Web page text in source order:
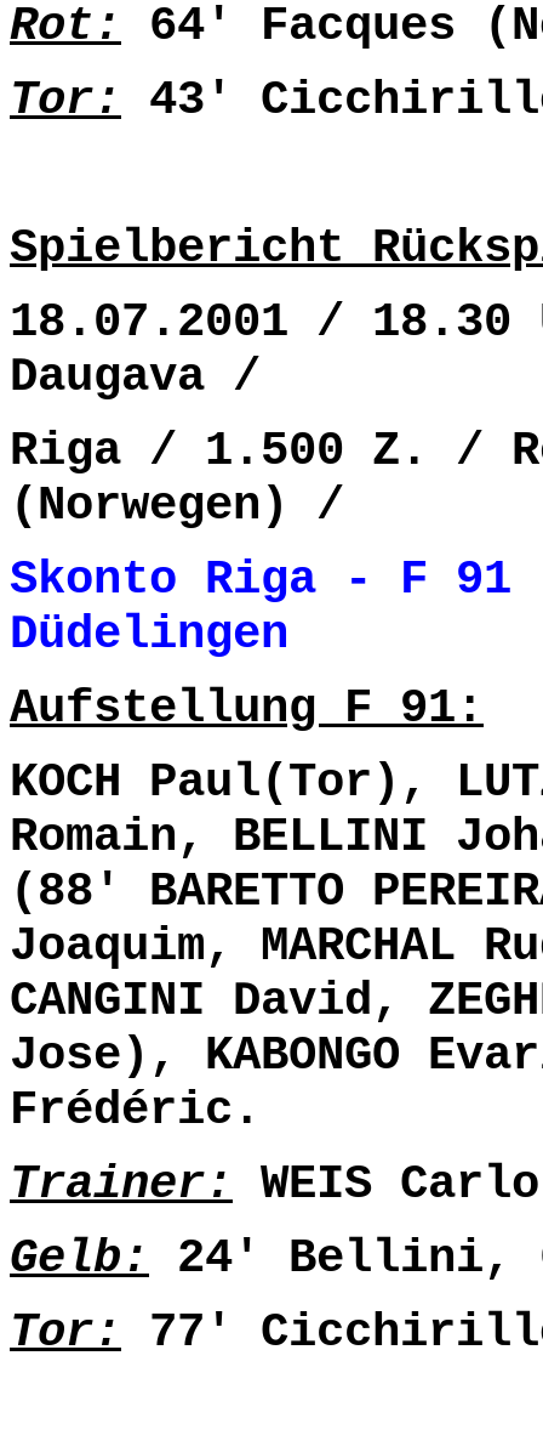
Rot: 64' Facques
Tor: 43'
Spielbericht
18.07.2001 / 18.30
Daugava /
Riga / 1.500 Z. /
(Norwegen) /
Skonto Riga - F 91
Aufstellung F 91:
KOCH Paul(Tor),
Romain, BELLINI
(88' BARETTO
Joaquim, MARCHAL
CANGINI David,
Jose), KABONGO
Frédéric.
Trainer: WEIS
Gelb: 24' Bellini,
Tor: 77'